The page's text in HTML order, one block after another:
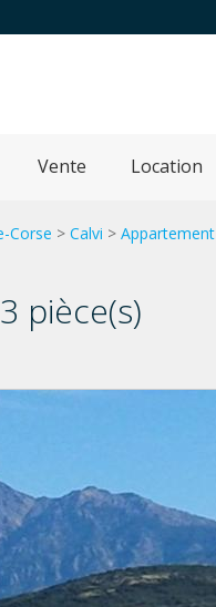
Vente Location
Corse > Calvi > Appartement
3 pièce(s)